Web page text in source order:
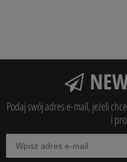
Podaj swój adres e-mail, jeżeli
i